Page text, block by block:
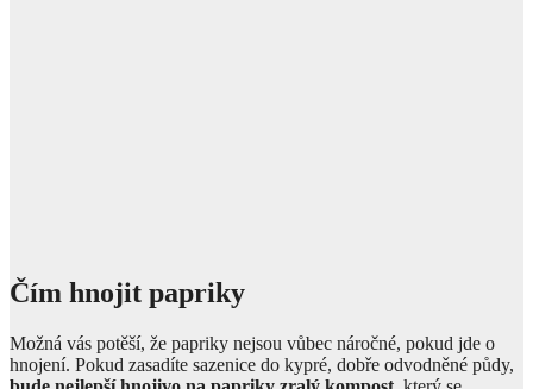
Čím hnojit papriky
Možná vás potěší, že papriky nejsou vůbec náročné, pokud jde o
hnojení. Pokud zasadíte sazenice do kypré, dobře odvodněné půdy,